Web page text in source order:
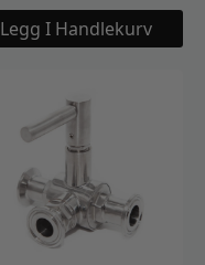
Legg I Handlekurv